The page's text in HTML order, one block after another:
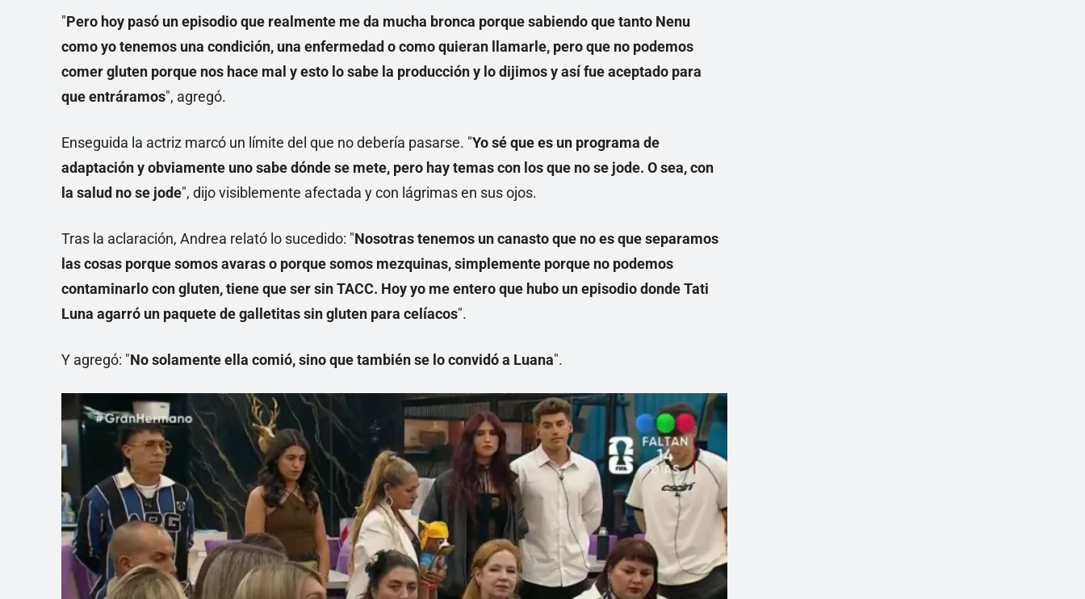
"Pero hoy pasó un episodio que realmente me da mucha bronca porque sabiendo que tanto Nenu
como yo tenemos una condición, una enfermedad o como quieran llamarle, pero que no podemos
comer gluten porque nos hace mal y esto lo sabe la producción y lo dijimos y así fue aceptado para
que entráramos", agregó.
Enseguida la actriz marcó un límite del que no debería pasarse. "Yo sé que es un programa de
adaptación y obviamente uno sabe dónde se mete, pero hay temas con los que no se jode. O sea, con
la salud no se jode", dijo visiblemente afectada y con lágrimas en sus ojos.
Tras la aclaración, Andrea relató lo sucedido: "Nosotras tenemos un canasto que no es que separamos
las cosas porque somos avaras o porque somos mezquinas, simplemente porque no podemos
contaminarlo con gluten, tiene que ser sin TACC. Hoy yo me entero que hubo un episodio donde Tati
Luna agarró un paquete de galletitas sin gluten para celíacos".
Y agregó: "No solamente ella comió, sino que también se lo convidó a Luana".